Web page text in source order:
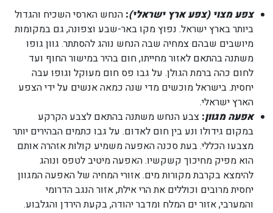
צפע מצוי (צפע ארץ ישראלי): הנחש הארסי השכיח והגדול
ביותר בארץ ישראל. נפוץ מקו באר-שבע וצפונה, גם במקומות
מיושבים שבהם צמחיה שבה הנחש נוהג להסתתר. גוון גופו
משתנה בהתאם לאזור מחייתו, חום בהיר במישור החוף ועד
לחום כהה ברמת הגולן. על גבו פס חום מעוקל וגופו עבה
יחסית. בישראל מוכשים מדי שנה כמאה אנשים על ידי הצפע
הארץ ישראלי.
אפעה מגוון: צבע הנחש משתנה בהתאם לצבע הקרקע
במקום גידולו ונע בין חום לאדום. על גבו כתמים הבהירים יותר
מצבעו הכללי. בעת סכנה האפעה משמיע קולות אזהרה אותם
הוא מפיק מחיכוך קשקשיו. האפעה מיטיב לטפס ונוהג
להימצא בקרבת מקורות מים. אזורי המחיה של האפעה המגוון
יחסית מרובים וכוללים את הרי אילת, אזור הנגב הדרומי
והמערבי, אזור ים המלח ומדבר יהודה, בקעת הירדן והגלבוע.